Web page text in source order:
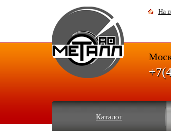
На
Каталог